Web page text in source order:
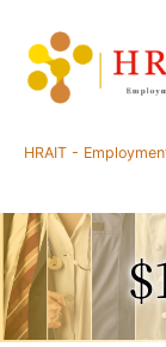
HRAIT -